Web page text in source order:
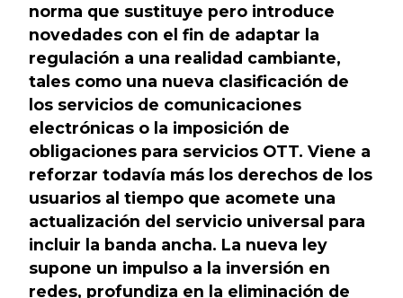
norma que sustituye pero introduce
novedades con el fin de adaptar la
regulación a una realidad cambiante,
tales como una nueva clasificación de
los servicios de comunicaciones
electrónicas o la imposición de
obligaciones para servicios OTT. Viene a
reforzar todavía más los derechos de los
usuarios al tiempo que acomete una
actualización del servicio universal para
incluir la banda ancha. La nueva ley
supone un impulso a la inversión en
redes, profundiza en la eliminación de